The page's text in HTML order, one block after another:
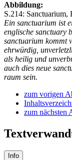
Abbildung:
S.214: Sanctuarium,
Ein sanctuarium ist
englische sanctuary
sanctuarium kommt
ehrwürdig,
als heilig und
auch dies neue
raum sein.
zum vorigen
zum nächsten
Info